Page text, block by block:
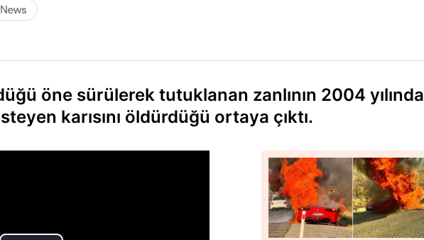
öne sürülerek tutuklanan zanlının 2004 yılında
karısını öldürdüğü ortaya çıktı.